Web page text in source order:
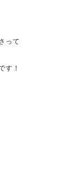
って
す！